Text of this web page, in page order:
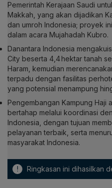
Pemerintah Kerajaan Saudi
Makkah, yang akan dijadikan
dan umroh Indonesia; proyek
dalam acara Mujahadah Kubro.
Danantara Indonesia
City beserta 4,4 hektar tanah
Haram, kemudian
terpadu dengan fasilitas
yang potensial menampung
Pengembangan Kampung Haji
bertahap melalui koordinasi
Indonesia, dengan tujuan
pelayanan terbaik, serta
masyarakat Indonesia.
! Ringkasan ini dihasilkan